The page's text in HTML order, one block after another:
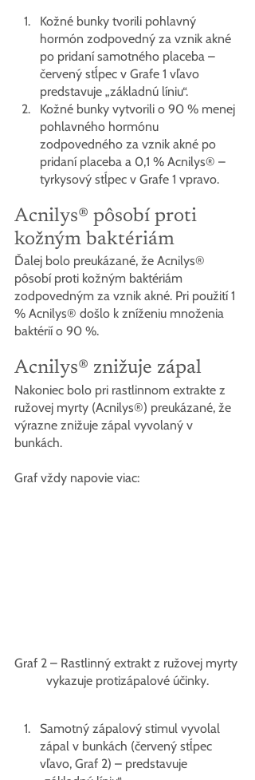
Kožné bunky tvorili pohlavný
hormón zodpovedný za vznik akné
po pridaní samotného placeba –
červený stĺpec v Grafe 1 vľavo
predstavuje „základnú líniu“.
Kožné bunky vytvorili o 90 % menej
pohlavného hormónu
zodpovedného za vznik akné po
pridaní placeba a 0,1 % Acnilys® –
tyrkysový stĺpec v Grafe 1 vpravo.
Acnilys® pôsobí proti
kožným baktériám
Ďalej bolo preukázané, že Acnilys®
pôsobí proti kožným baktériám
zodpovedným za vznik akné. Pri použití 1
% Acnilys® došlo k zníženiu množenia
baktérií o 90 %.
Acnilys® znižuje zápal
Nakoniec bolo pri rastlinnom extrakte z
ružovej myrty (Acnilys®) preukázané, že
výrazne znižuje zápal vyvolaný v
bunkách.
Graf vždy napovie viac:
Graf 2 – Rastlinný extrakt z ružovej myrty
vykazuje protizápalové účinky.
Samotný zápalový stimul vyvolal
zápal v bunkách (červený stĺpec
vľavo, Graf 2) – predstavuje